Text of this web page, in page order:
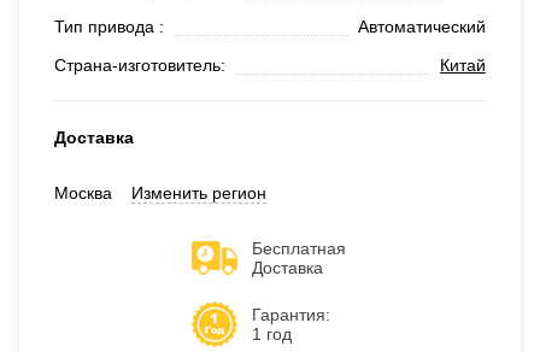
Тип привода :
Автоматический
Страна-изготовитель:
Китай
Доставка
Москва Изменить регион
Бесплатная
Доставка
Гарантия:
1 год